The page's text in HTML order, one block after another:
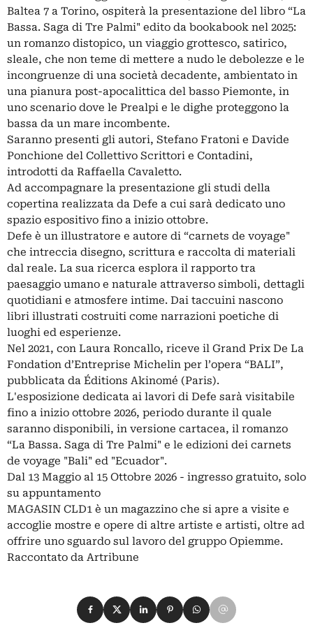
Baltea 7 a Torino, ospiterà la presentazione del libro “La
Bassa. Saga di Tre Palmi" edito da bookabook nel 2025:
un romanzo distopico, un viaggio grottesco, satirico,
sleale, che non teme di mettere a nudo le debolezze e le
incongruenze di una società decadente, ambientato in
una pianura post-apocalittica del basso Piemonte, in
uno scenario dove le Prealpi e le dighe proteggono la
bassa da un mare incombente.
Saranno presenti gli autori, Stefano Fratoni e Davide
Ponchione del Collettivo Scrittori e Contadini,
introdotti da Raffaella Cavaletto.
Ad accompagnare la presentazione gli studi della
copertina realizzata da Defe a cui sarà dedicato uno
spazio espositivo fino a inizio ottobre.
Defe è un illustratore e autore di “carnets de voyage"
che intreccia disegno, scrittura e raccolta di materiali
dal reale. La sua ricerca esplora il rapporto tra
paesaggio umano e naturale attraverso simboli, dettagli
quotidiani e atmosfere intime. Dai taccuini nascono
libri illustrati costruiti come narrazioni poetiche di
luoghi ed esperienze.
Nel 2021, con Laura Roncallo, riceve il Grand Prix De La
Fondation d’Entreprise Michelin per l’opera “BALI”,
pubblicata da Éditions Akinomé (Paris).
L'esposizione dedicata ai lavori di Defe sarà visitabile
fino a inizio ottobre 2026, periodo durante il quale
saranno disponibili, in versione cartacea, il romanzo
“La Bassa. Saga di Tre Palmi" e le edizioni dei carnets
de voyage "Bali" ed "Ecuador".
Dal 13 Maggio al 15 Ottobre 2026 - ingresso gratuito, solo
su appuntamento
MAGASIN CLD1 è un magazzino che si apre a visite e
accoglie mostre e opere di altre artiste e artisti, oltre ad
offrire uno sguardo sul lavoro del gruppo Opiemme.
Raccontato da Artribune
Condividi su Facebook
Condividi su X
Condividi su LinkedIn
Condividi su Pinterest
Condividi su WhatsApp
Condividi su Email